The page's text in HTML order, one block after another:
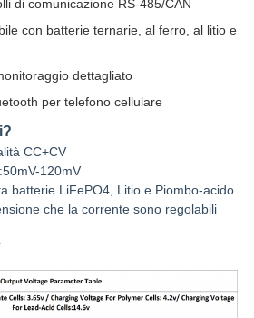
di comunicazione RS-485/CAN
con batterie ternarie, al ferro, al litio e
dettagliato
per telefono cellulare
CC+CV
120mV
batterie LiFePO4, Litio e Piombo-acido
che la corrente sono regolabili